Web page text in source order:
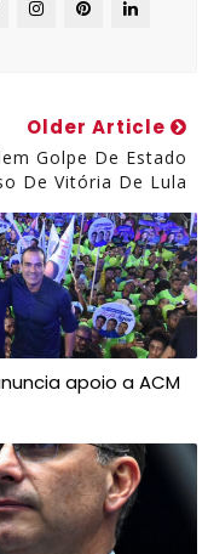
Older Article
Golpe De Estado
De Vitória De Lula
apoio a ACM